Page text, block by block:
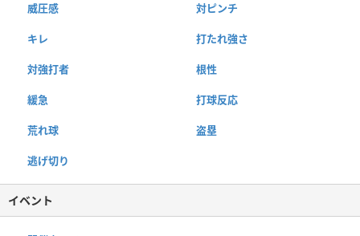
威圧感 対ピンチ
キレ 打たれ強さ
対強打者 根性
緩急 打球反応
荒れ球 盗塁
逃げ切り
イベント